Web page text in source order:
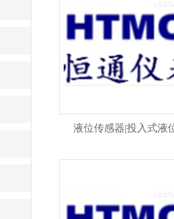
液位传感器|投入式液